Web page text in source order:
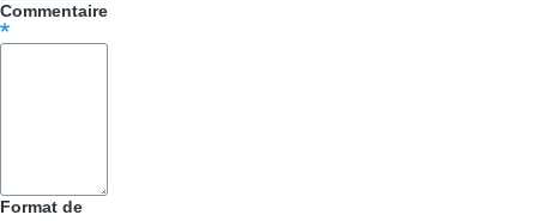
Commentaire
Format de